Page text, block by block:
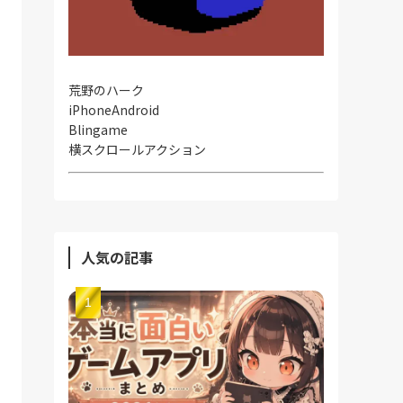
荒野のハーク
iPhoneAndroid
Blingame
横スクロールアクション
人気の記事